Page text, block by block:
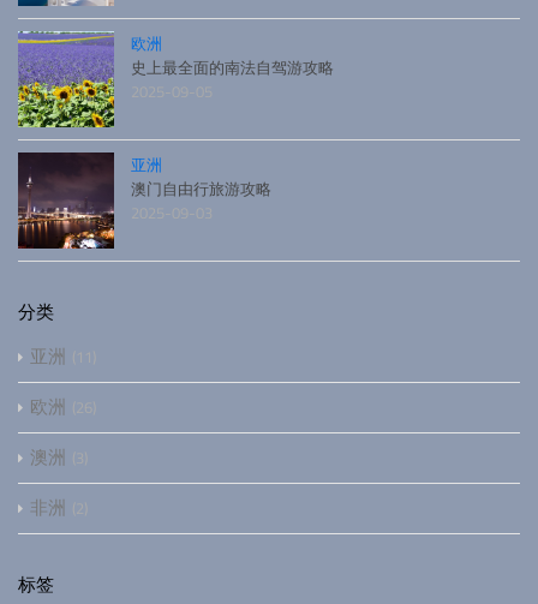
欧洲
史上最全面的南法自驾游攻略
2025-09-05
亚洲
澳门自由行旅游攻略
2025-09-03
分类
亚洲
11
欧洲 26
澳洲 3
非洲 2
标签